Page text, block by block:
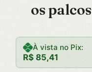
os palcos
À vista no Pix:
R$ 85,41